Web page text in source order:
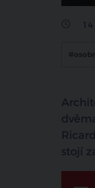
stojí